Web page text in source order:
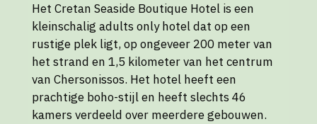
Het Cretan Seaside Boutique Hotel is een
kleinschalig adults only hotel dat op een
rustige plek ligt, op ongeveer 200 meter van
het strand en 1,5 kilometer van het centrum
van Chersonissos. Het hotel heeft een
prachtige boho-stijl en heeft slechts 46
kamers verdeeld over meerdere gebouwen.